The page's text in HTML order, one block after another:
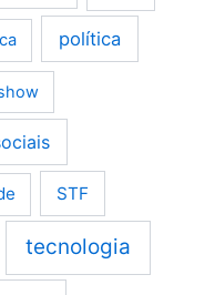
política
STF
tecnologia